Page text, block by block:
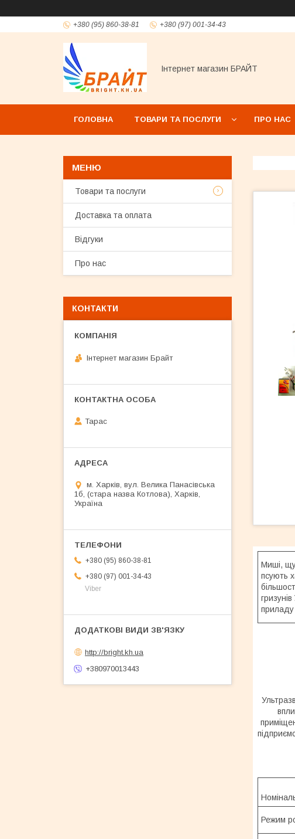
+380 (95) 860-38-81 +380 (97) 001-34-43
Інтернет магазин БРАЙТ
ГОЛОВНА ТОВАРИ ТА ПОСЛУГИ ПРО НАС
Миші,
псують
гризунів
Режим
Товари та послуги
Доставка та оплата
Відгуки
Про нас
КОНТАКТИ
Інтернет магазин Брайт
Тарас
м. Харків, вул. Велика Панасівська
1б, (стара назва Котлова), Харків,
Україна
+380 (95) 860-38-81
+380 (97) 001-34-43
Viber
http://bright.kh.ua
+380970013443